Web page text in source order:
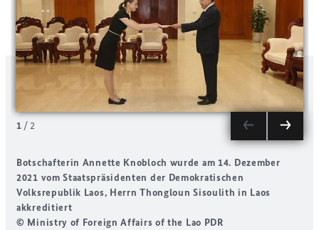
Botschafterin Annette Knobloch wurde am 14. Dezember
2021 vom Staatspräsidenten der Demokratischen
Volksrepublik Laos, Herrn Thongloun Sisoulith in Laos
akkreditiert
© Ministry of Foreign Affairs of the Lao PDR
1 / 2